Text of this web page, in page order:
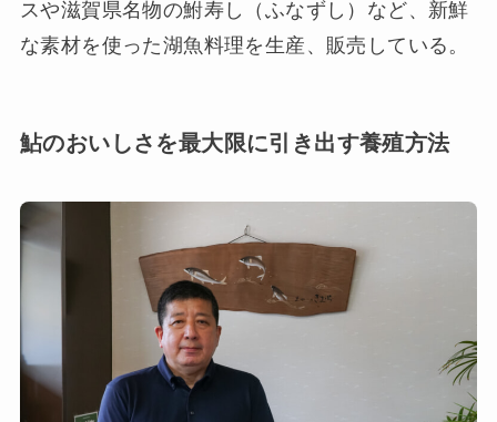
スや滋賀県名物の鮒寿し（ふなずし）など、新鮮
な素材を使った湖魚料理を生産、販売している。
鮎のおいしさを最大限に引き出す養殖方法